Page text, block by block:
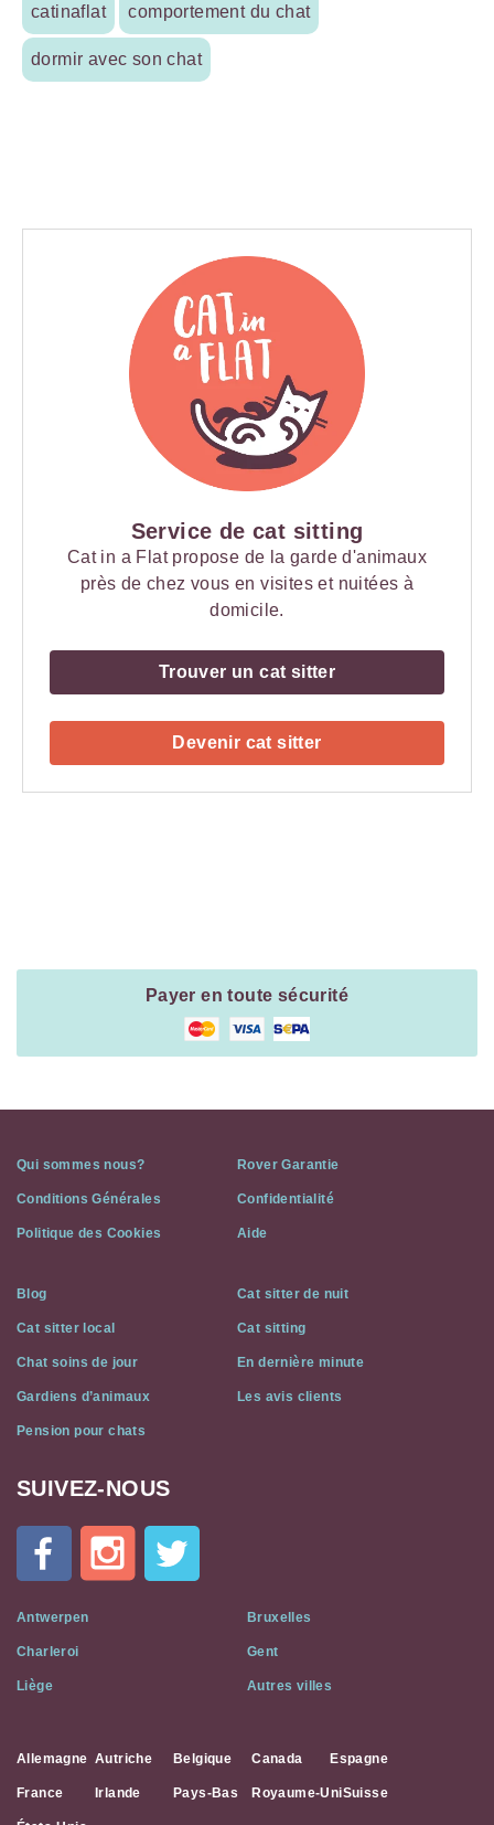
catinaflat comportement du chat
dormir avec son chat
Service de cat sitting
Cat in a Flat propose de la garde d'animaux
près de chez vous en visites et nuitées à
domicile.
Trouver un cat sitter
Devenir cat sitter
Payer en toute sécurité
Qui sommes nous? Rover Garantie
Conditions Générales Confidentialité
Politique des Cookies Aide
Blog Cat sitter de nuit
Cat sitter local Cat sitting
Chat soins de jour En dernière minute
Gardiens d’animaux Les avis clients
Pension pour chats
Cat
Flat
Social
Media
SUIVEZ-NOUS
Antwerpen Bruxelles
Charleroi Gent
Liège Autres villes
Allemagne Autriche Belgique Canada Espagne
France Irlande Pays-Bas Royaume-UniSuisse